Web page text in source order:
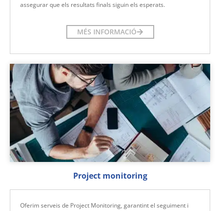
assegurar que els resultats finals siguin els esperats.
MÉS INFORMACIÓ
Project monitoring
Oferim serveis de Project Monitoring, garantint el seguiment i